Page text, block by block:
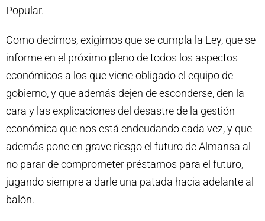
Popular.
Como decimos, exigimos que se cumpla la Ley, que se
informe en el próximo pleno de todos los aspectos
económicos a los que viene obligado el equipo de
gobierno, y que además dejen de esconderse, den la
cara y las explicaciones del desastre de la gestión
económica que nos está endeudando cada vez, y que
además pone en grave riesgo el futuro de Almansa al
no parar de comprometer préstamos para el futuro,
jugando siempre a darle una patada hacia adelante al
balón.